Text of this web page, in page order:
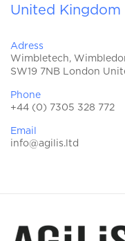
United Kingdom
Adress
Wimbletech,
SW19 7NB London
Phone
+44 (0) 7305 328 772
Email
info@agilis.ltd